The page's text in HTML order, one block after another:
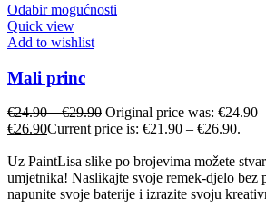
Odabir mogućnosti
Quick view
Add to wishlist
Mali princ
€24.90–€29.90 Original price was: €24.90
€26.90Current price is: €21.90 – €26.90.
Uz PaintLisa slike po brojevima možete
umjetnika! Naslikajte svoje remek-djelo bez
napunite svoje baterije i izrazite svoju